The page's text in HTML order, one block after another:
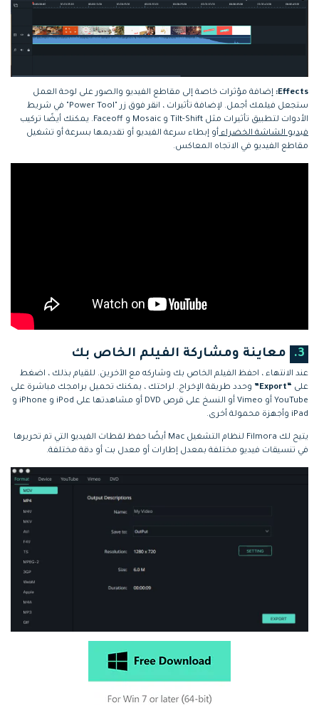
Effects: إضافة مؤثرات خاصة إلى مقاطع الفيديو والصور على لوحة العمل
ستجعل فيلمك أجمل. لإضافة تأثيرات ، انقر فوق زر "Power Tool" في شريط
الأدوات لتطبيق تأثيرات مثل Tilt-Shift و Mosaic و Faceoff. يمكنك أيضًا تركيب
فيديو الشاشة الخضراءأو إبطاء سرعة الفيديو أو تقديمها بسرعة أو تشغيل
مقاطع الفيديو في الاتجاه المعاكس.
3. معاينة ومشاركة الفيلم الخاص بك
عند الانتهاء ، احفظ الفيلم الخاص بك وشاركه مع الآخرين. للقيام بذلك ، اضغط
على “Export”
وحدد طريقة الإخراج. لراحتك ، يمكنك تحميل برامجك مباشرة على
YouTube أو Vimeo أو النسخ على قرص DVD أو مشاهدتها على iPod و iPhone و
iPad وأجهزة محمولة أخرى.
يتيح لك Filmora لنظام التشغيل Mac أيضًا حفظ لقطات الفيديو التي تم تحريرها
في تنسيقات فيديو مختلفة بمعدل إطارات أو معدل بت أو دقة مختلفة.